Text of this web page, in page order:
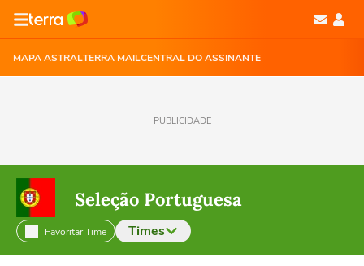
MAPA ASTRALTERRA MAILCENTRAL DO ASSINANTE
PUBLICIDADE
Seleção Portuguesa
Favoritar Time Times